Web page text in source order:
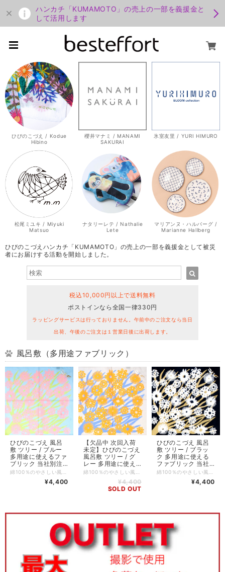
ハンカチ「KUMAMOTO」の売上の一部を義援金と
して活用します
ひびのこづえ / Kodue
Hibino
櫻井マナミ / MANAMI
SAKURAI
氷室友里 / YURI HIMURO
松尾ミユキ / Miyuki
Matsuo
ナタリーレテ / Nathalie
Lete
マリアンヌ・ハルバーグ /
Marianne Hallberg
ひびのこづえハンカチ「KUMAMOTO」の売上の一部を義援金として被災
者にお届けする活動を開始しました。
税込10,000円以上で送料無料
ポストインなら全国一律330円
ラッピングサービスは行っておりません。午前中のご注文なら当日
出荷、午後のご注文は１営業日後に出荷します。
風呂敷（多用途ファブリック）
ひびのこづえ 風呂
敷 ツリー / ブルー
多用途に使えるファ
ブリック 当社別注
品 超大判の
いろいろ 綿100%
¥4,400
【欠品中 次回入荷
未定】ひびのこづえ
風呂敷 ツリー / グ
レー 多用途に使え
るファブリック 当
100x100cm 使い方
いろいろ 綿100%
¥4,400
SOLD OUT
ひびのこづえ 風呂
敷 ツリー / ブラッ
ク 多用途に使える
ファブリック 当社
別注品 超大判の
100x100cm 使い方
いろいろ 綿100%
¥4,400